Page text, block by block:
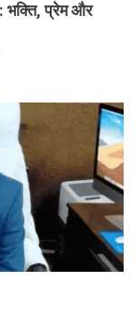
प्रेम और